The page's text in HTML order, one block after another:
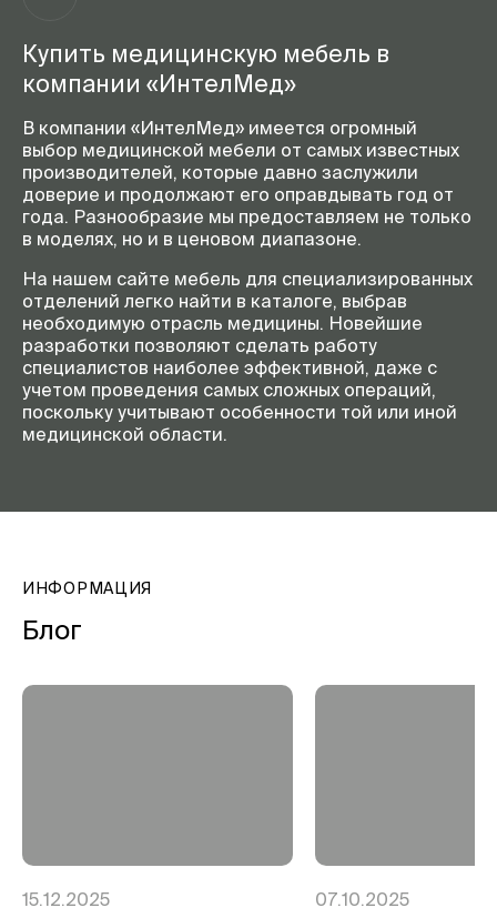
Купить медицинскую мебель в
компании «ИнтелМед»
В компании «ИнтелМед» имеется огромный
выбор медицинской мебели от самых известных
производителей, которые давно заслужили
доверие и продолжают его оправдывать год от
года. Разнообразие мы предоставляем не только
в моделях, но и в ценовом диапазоне.
На нашем сайте мебель для специализированных
отделений легко найти в каталоге, выбрав
необходимую отрасль медицины. Новейшие
разработки позволяют сделать работу
специалистов наиболее эффективной, даже с
учетом проведения самых сложных операций,
поскольку учитывают особенности той или иной
медицинской области.
ИНФОРМАЦИЯ
Блог
15.12.2025
07.10.2025